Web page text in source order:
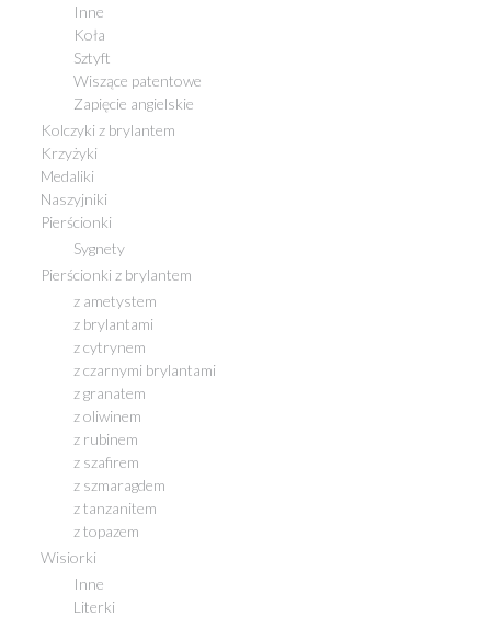
Inne
Koła
Sztyft
Wiszące patentowe
Zapięcie angielskie
Kolczyki z brylantem
Krzyżyki
Medaliki
Naszyjniki
Pierścionki
Sygnety
Pierścionki z brylantem
z ametystem
z brylantami
z cytrynem
z czarnymi brylantami
z granatem
z oliwinem
z rubinem
z szafirem
z szmaragdem
z tanzanitem
z topazem
Wisiorki
Inne
Literki